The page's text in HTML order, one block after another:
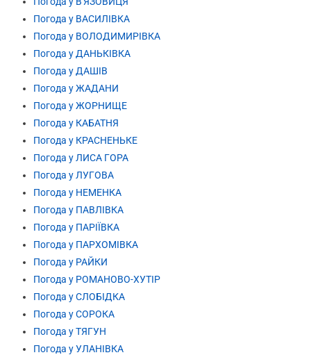
Погода у ВАСИЛІВКА
Погода у ВОЛОДИМИРІВКА
Погода у ДАНЬКІВКА
Погода у ДАШІВ
Погода у ЖАДАНИ
Погода у ЖОРНИЩЕ
Погода у КАБАТНЯ
Погода у КРАСНЕНЬКЕ
Погода у ЛИСА ГОРА
Погода у ЛУГОВА
Погода у НЕМЕНКА
Погода у ПАВЛІВКА
Погода у ПАРІЇВКА
Погода у ПАРХОМІВКА
Погода у РАЙКИ
Погода у РОМАНОВО-ХУТІР
Погода у СЛОБІДКА
Погода у СОРОКА
Погода у ТЯГУН
Погода у УЛАНІВКА